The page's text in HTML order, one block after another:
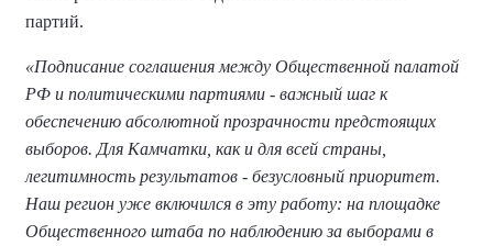
партий.
«Подписание соглашения между Общественной палатой
РФ и политическими партиями - важный шаг к
обеспечению абсолютной прозрачности предстоящих
выборов. Для Камчатки, как и для всей страны,
легитимность результатов - безусловный приоритет.
Наш регион уже включился в эту работу: на площадке
Общественного штаба по наблюдению за выборами в